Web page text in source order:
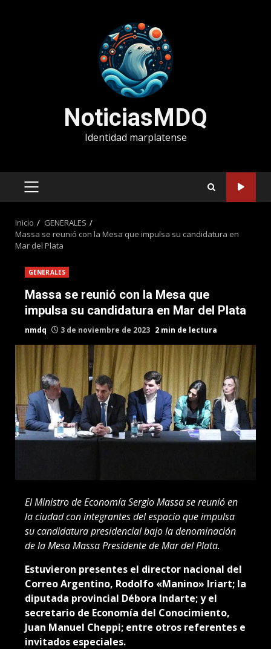
NoticiasMDQ
Identidad marplatense
MENÚ
Inicio
GENERALES
Massa se reunió con la Mesa que impulsa su candidatura en
Mar del Plata
GENERALES
Massa se reunió con la Mesa que
impulsa su candidatura en Mar del Plata
nmdq 3 de noviembre de 2023 2 min de lectura
El Ministro de Economía Sergio Massa se reunió en
la ciudad con integrantes del espacio que impulsa
su candidatura presidencial bajo la denominación
de la Mesa Massa Presidente de Mar del Plata.
Estuvieron presentes el director nacional del
Correo Argentino, Rodolfo «Manino» Iriart; la
diputada provincial Débora Indarte; y el
secretario de Economía del Conocimiento,
Juan Manuel Cheppi; entre otros referentes e
invitados especiales.